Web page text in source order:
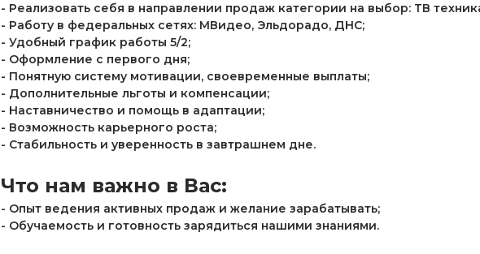
- Реализовать себя в направлении продаж категории на выбор: ТВ
- Работу в федеральных сетях: МВидео, Эльдорадо, ДНС;
- Удобный график работы 5/2;
- Оформление с первого дня;
- Понятную систему мотивации, своевременные выплаты;
- Дополнительные льготы и компенсации;
- Наставничество и помощь в адаптации;
- Возможность карьерного роста;
- Стабильность и уверенность в завтрашнем дне.
Что нам важно в Вас:
- Опыт ведения активных продаж и желание зарабатывать;
- Обучаемость и готовность зарядиться нашими знаниями.